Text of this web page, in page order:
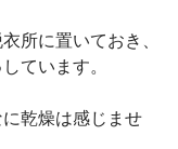
所に置いておき、
ています。
乾燥は感じませ